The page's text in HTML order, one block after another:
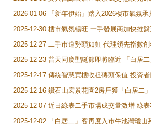
2026-01-06 「新年伊始」踏入2026樓市氣氛
2025-12-30 樓市氣氛暢旺 一手發展商加快推
2025-12-27 二手市道勢頭如虹 代理領先指數
2025-12-23 普天同慶聖誕節即將臨近 「白居
2025-12-17 傳統智慧買樓收租磚頭保值 投資
2025-12-16 鑽石山宏景花園2房戶獲「白居二
2025-12-07 近日綠表二手市場成交量激增 綠
2025-12-02 「白居二」客再度入市牛池灣瓊